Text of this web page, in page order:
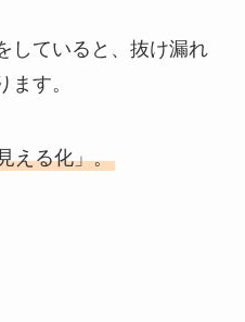
していると、抜け漏れ
す。
える化」。